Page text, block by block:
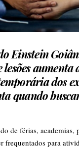
Einstein
lesões aumenta
dos
quando
de férias, academias,
frequentados para